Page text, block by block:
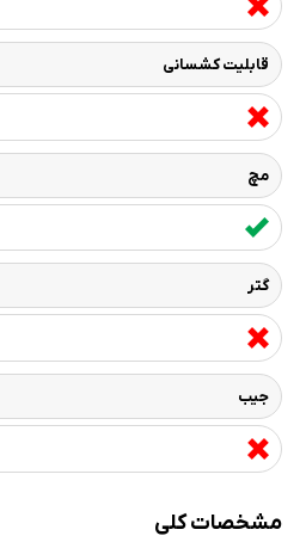
قابلیت کشسانی
مچ
گتر
جیب
مشخصات کلی